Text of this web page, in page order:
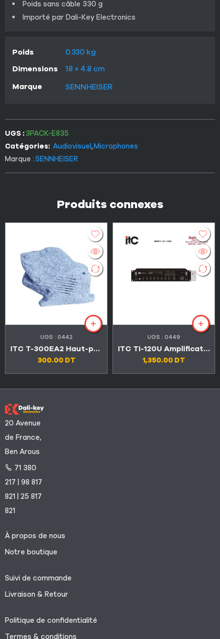
Poids sans câble 330 g
Importé par Dali-Key Electronics
Poids
0.330 kg
Dimensions
18 × 4.8 cm
Marque
SENNHEISER
UGS :3PACK-E835
Catégories: Audiovisuel,Microphones
Marque :SENNHEISER
Produits connexes
UGS : 0442
ITC T-300EA2 Haut-parleur de Jardin étanche en forme de rock 30W
300.00 DT
UGS : 0449
ITC TI-120U Amplificateur mélangeur USB/EQ 120W 3 entrées microphones
1,350.00 DT
20 Avenue
de France,
Ben Arous
71 380
217 | 98 817
821 | 25 817
821
À propos de nous
Notre boutique
Suivi de commande
Livraison & Retour
Politique de confidentialité
Termes & conditions